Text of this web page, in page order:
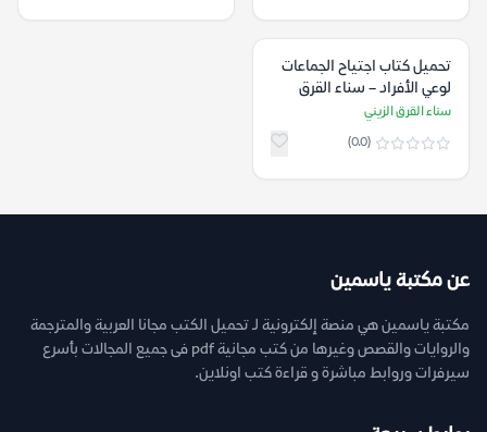
تحميل كتاب اجتياح الجماعات
لوعي الأفراد – سناء القرق
الزيني
سناء القرق الزيني
(0.0)
عن مكتبة ياسمين
مكتبة ياسمين هي منصة إلكترونية لـ تحميل الكتب مجانا العربية والمترجمة
والروايات والقصص وغيرها من كتب مجانية pdf فى جميع المجالات بأسرع
سيرفرات وروابط مباشرة و قراءة كتب اونلاين.